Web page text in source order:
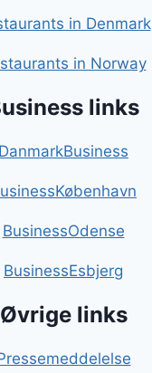
in Denmark
in Norway
links
DanmarkBusiness
BusinessOdense
BusinessEsbjerg
Øvrige links